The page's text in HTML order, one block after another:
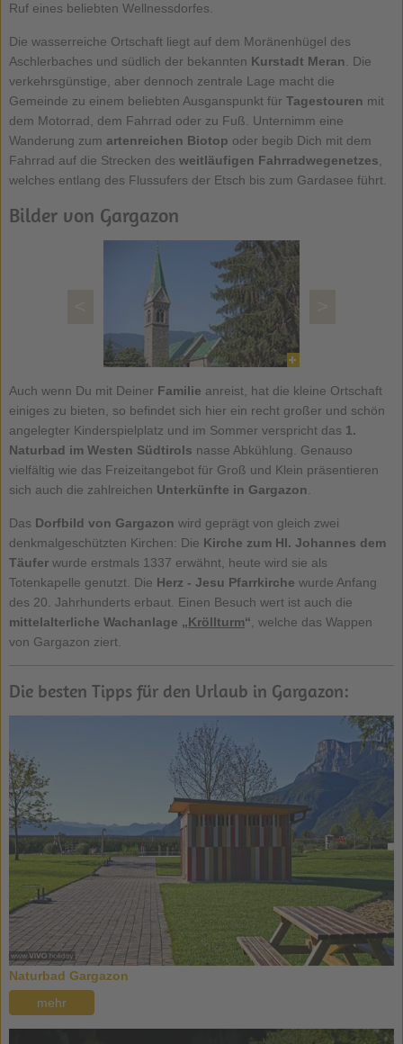
Ruf eines beliebten Wellnessdorfes.
Die wasserreiche Ortschaft liegt auf dem Moränenhügel des
Aschlerbaches und südlich der bekannten Kurstadt Meran. Die
verkehrsgünstige, aber dennoch zentrale Lage macht die
Gemeinde zu einem beliebten Ausganspunkt für Tagestouren mit
dem Motorrad, dem Fahrrad oder zu Fuß. Unternimm eine
Wanderung zum artenreichen Biotop oder begib Dich mit dem
Fahrrad auf die Strecken des weitläufigen Fahrradwegenetzes,
welches entlang des Flussufers der Etsch bis zum Gardasee führt.
Bilder von Gargazon
Auch wenn Du mit Deiner Familie anreist, hat die kleine Ortschaft
einiges zu bieten, so befindet sich hier ein recht großer und schön
angelegter Kinderspielplatz und im Sommer verspricht das 1.
Naturbad im Westen Südtirols nasse Abkühlung. Genauso
vielfältig wie das Freizeitangebot für Groß und Klein präsentieren
sich auch die zahlreichen Unterkünfte in Gargazon.
Das Dorfbild von Gargazon wird geprägt von gleich zwei
denkmalgeschützten Kirchen: Die Kirche zum Hl. Johannes dem
Täuferwurde erstmals 1337 erwähnt, heute wird sie als
Totenkapelle genutzt. Die Herz - Jesu Pfarrkirche wurde Anfang
des 20. Jahrhunderts erbaut. Einen Besuch wert ist auch die
mittelalterliche Wachanlage „Kröllturm“, welche das Wappen
von Gargazon ziert.
Die besten Tipps für den Urlaub in Gargazon:
Naturbad Gargazon
mehr